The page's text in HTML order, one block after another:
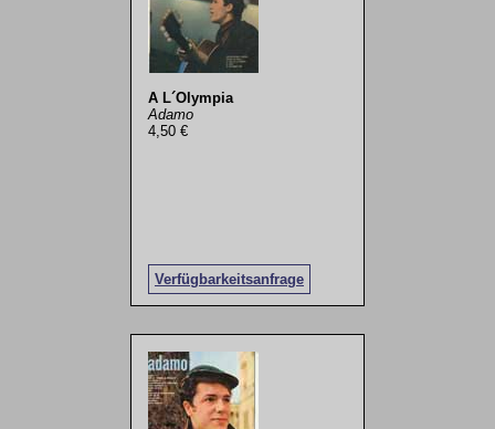
A L´Olympia
Adamo
4,50 €
Verfügbarkeitsanfrage